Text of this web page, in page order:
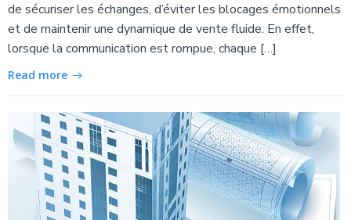
de sécuriser les échanges, d’éviter les blocages émotionnels
et de maintenir une dynamique de vente fluide. En effet,
lorsque la communication est rompue, chaque […]
Read more